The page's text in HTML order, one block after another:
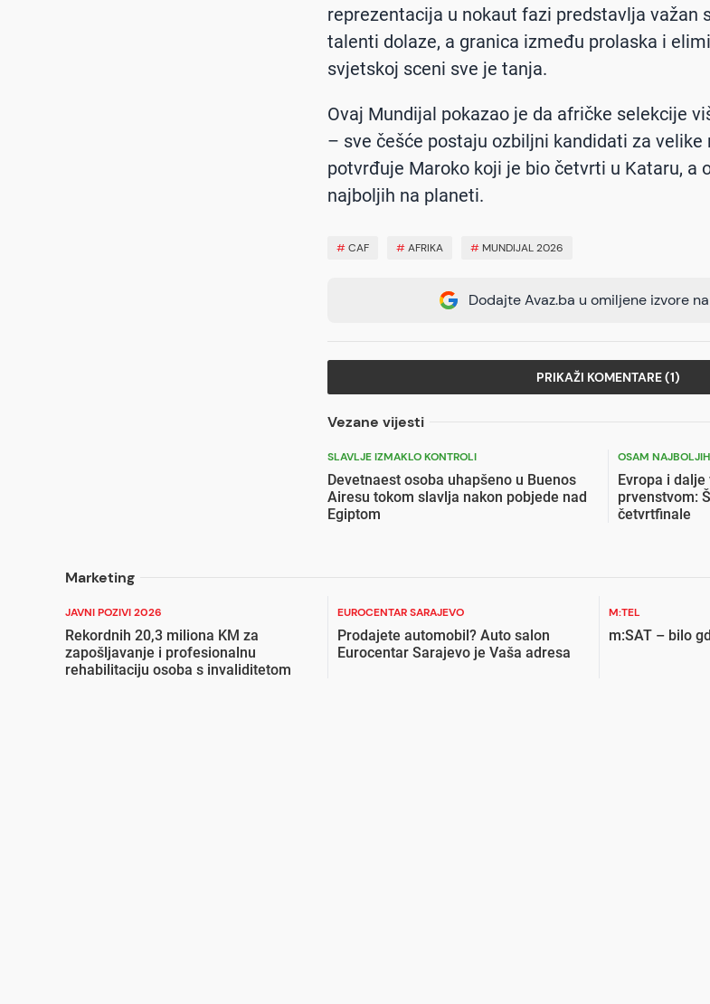
reprezentacija u nokaut fazi predstavlja važan
talenti dolaze, a granica između prolaska i
svjetskoj sceni sve je tanja.
Ovaj Mundijal pokazao je da afričke selekcije
– sve češće postaju ozbiljni kandidati za
potvrđuje Maroko koji je bio četvrti u Kataru, a
najboljih na planeti.
#CAF #AFRIKA # MUNDIJAL 2026
Dodajte Avaz.ba u omiljene izvore
PRIKAŽI KOMENTARE (1)
Vezane vijesti
SLAVLJE IZMAKLO KONTROLI
Devetnaest osoba uhapšeno u Buenos
Airesu tokom slavlja nakon pobjede nad
Egiptom
OSAM NAJBOLJIH
Evropa i
prvenstvom:
četvrtfinale
Marketing
JAVNI POZIVI 2026
Rekordnih 20,3 miliona KM za
zapošljavanje i profesionalnu
rehabilitaciju osoba s invaliditetom
EUROCENTAR SARAJEVO
Prodajete automobil? Auto salon
Eurocentar Sarajevo je Vaša adresa
M:TEL
m:SAT – bilo